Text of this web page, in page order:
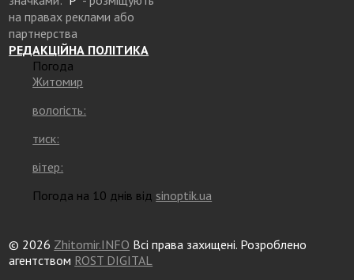
на правах реклами або
партнерства
РЕДАКЦІЙНА ПОЛІТИКА
Погода
Житомир
вологість:
тиск:
вітер:
Погода на 10 днів від sinoptik.ua
© 2026 Zhitomir.INFO Всі права захищені. Розроблено
агентством ROST DIGITAL